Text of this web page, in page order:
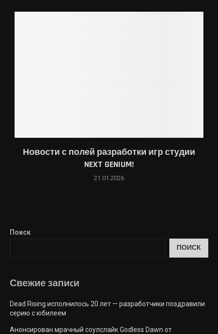
Новости с полей разработки игр студии
NEXT GENIUM!
21.01.2026
Поиск
ПОИСК
Свежие запиcи
Dead Rising исполнилось 20 лет — разработчики поздравили
серию с юбилеем
Анонсирован мрачный соулслайк Godless Dawn от